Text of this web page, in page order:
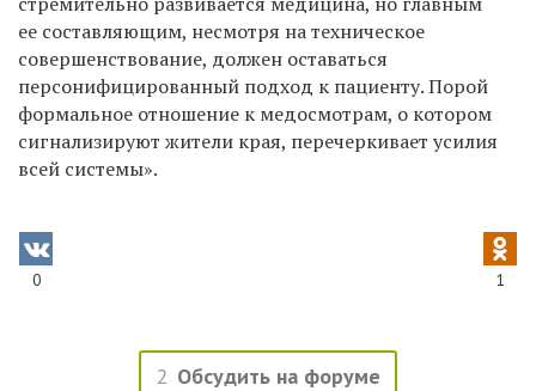
ее составляющим, несмотря на техническое
совершенствование, должен оставаться
персонифицированный подход к пациенту. Порой
формальное отношение к медосмотрам, о котором
сигнализируют жители края, перечеркивает усилия
всей системы».
0 1
2 Обсудить на форуме